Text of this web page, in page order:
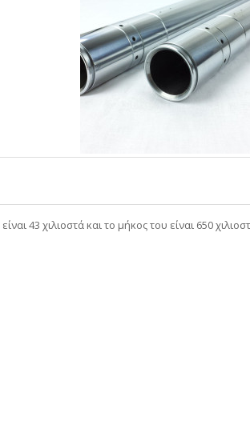
43 χιλιοστά και το μήκος του είναι 650